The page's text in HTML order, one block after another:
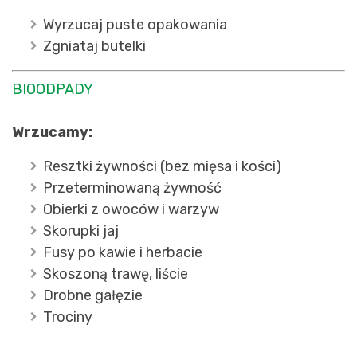
Wyrzucaj puste opakowania
Zgniataj butelki
BIOODPADY
Wrzucamy:
Resztki żywności (bez mięsa i kości)
Przeterminowaną żywność
Obierki z owoców i warzyw
Skorupki jaj
Fusy po kawie i herbacie
Skoszoną trawę, liście
Drobne gałęzie
Trociny